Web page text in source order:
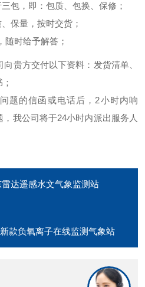
包，即：包质、包换、保修；
保量，按时交货；
时给予解答；
贵方交付以下资料：发货清单、
题的信函或电话后，2小时内响
我公司将于24小时内派出服务人
达遥感水文气象监测站
款负氧离子在线监测气象站